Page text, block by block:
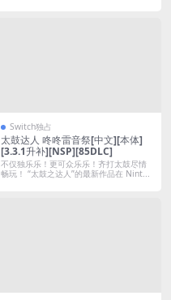
Switch独占
太鼓达人 咚咚雷音祭[中文][本体]
[3.3.1升补][NSP][85DLC]
不仅独乐乐！更可众乐乐！齐打太鼓尽情
畅玩！ “太鼓之达人”的最新作品在 Nint...